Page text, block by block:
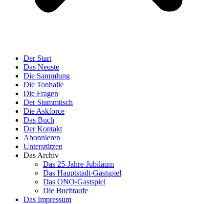
Der Start
Das Neuste
Die Sammlung
Die Tonhalle
Die Fragen
Der Stammtisch
Die Askforce
Das Buch
Der Kontakt
Abonnieren
Unterstützen
Das Archiv
Das 25-Jahre-Jubiläum
Das Hauptstadt-Gastspiel
Das ONO-Gastspiel
Die Buchtaufe
Das Impressum